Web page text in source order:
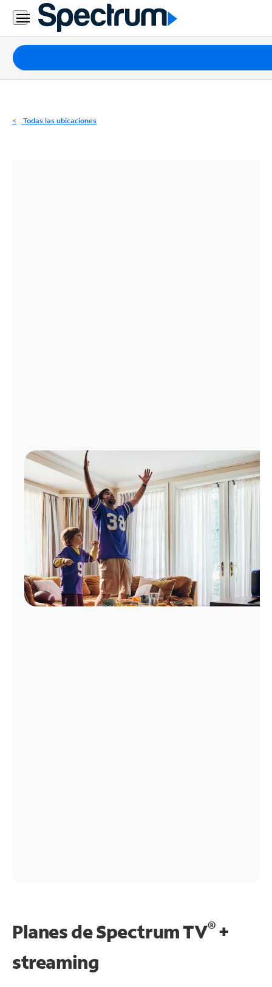
Residencial
Business
Paquetes
Internet
Todas las ubicaciones
Planes de Spectrum TV®+
streaming